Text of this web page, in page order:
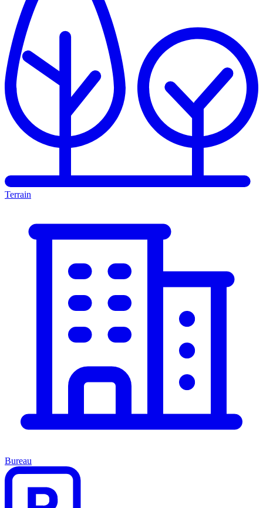
Terrain
Bureau